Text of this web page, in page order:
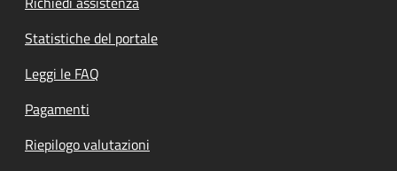
Statistiche del portale
Leggi le FAQ
Pagamenti
Riepilogo valutazioni